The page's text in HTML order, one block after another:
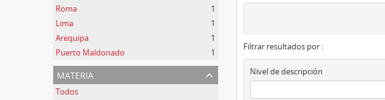
Roma
1
Lima
1
Arequipa
1
Puerto Maldonado
1
materia
Todos
Filtrar resultados por :
Nivel de descripción